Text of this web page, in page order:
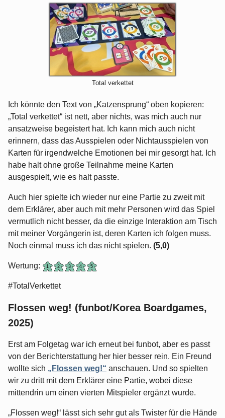
Total verkettet
Ich könnte den Text von „Katzensprung“ oben kopieren:
„Total verkettet“ ist nett, aber nichts, was mich auch nur
ansatzweise begeistert hat. Ich kann mich auch nicht
erinnern, dass das Ausspielen oder Nichtausspielen von
Karten für irgendwelche Emotionen bei mir gesorgt hat. Ich
habe halt ohne große Teilnahme meine Karten
ausgespielt, wie es halt passte.
Auch hier spielte ich wieder nur eine Partie zu zweit mit
dem Erklärer, aber auch mit mehr Personen wird das Spiel
vermutlich nicht besser, da die einzige Interaktion am Tisch
mit meiner Vorgängerin ist, deren Karten ich folgen muss.
Noch einmal muss ich das nicht spielen. (5,0)
Wertung:
#TotalVerkettet
Flossen weg! (funbot/Korea Boardgames,
2025)
Erst am Folgetag war ich erneut bei funbot, aber es passt
von der Berichterstattung her hier besser rein. Ein Freund
wollte sich „Flossen weg!“ anschauen. Und so spielten
wir zu dritt mit dem Erklärer eine Partie, wobei diese
mittendrin um einen vierten Mitspieler ergänzt wurde.
„Flossen weg!“ lässt sich sehr gut als Twister für die Hände